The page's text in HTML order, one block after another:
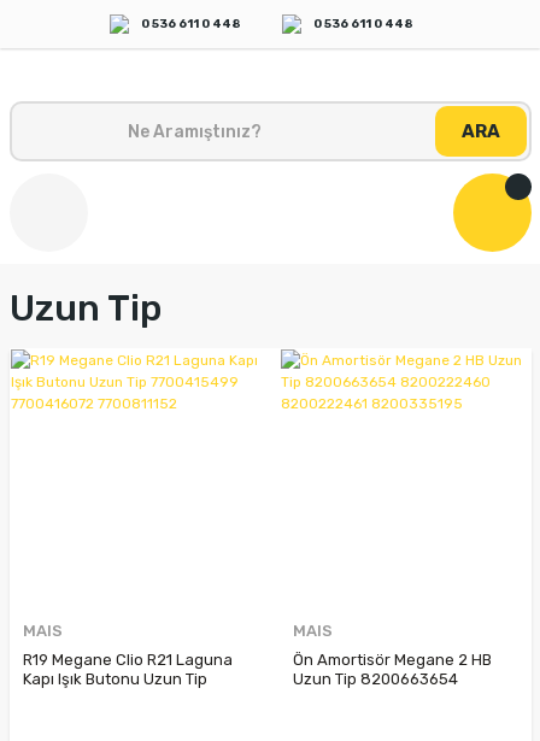
0 536 611 0 448 0 536 611 0 448
ARA
Uzun Tip
MAIS
R19 Megane Clio R21 Laguna
Kapı Işık Butonu Uzun Tip
MAIS
Ön Amortisör Megane 2 HB
Uzun Tip 8200663654